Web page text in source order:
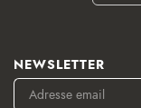
NEWSLETTER